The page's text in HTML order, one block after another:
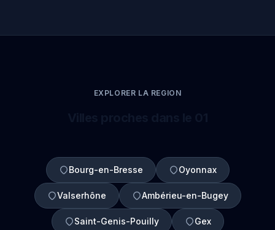
EXPLORER LA REGION
Bourg-en-Bresse Oyonnax
Valserhône Ambérieu-en-Bugey
Saint-Genis-Pouilly Gex